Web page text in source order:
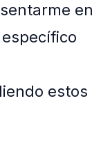
en
estos